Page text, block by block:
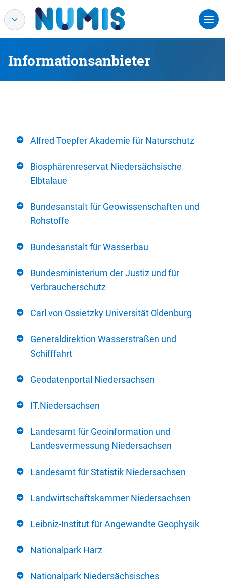
Informationsanbieter
Alfred Toepfer Akademie für Naturschutz
Biosphärenreservat Niedersächsische
Elbtalaue
Bundesanstalt für Geowissenschaften und
Rohstoffe
Bundesanstalt für Wasserbau
Bundesministerium der Justiz und für
Verbraucherschutz
Carl von Ossietzky Universität Oldenburg
Generaldirektion Wasserstraßen und
Schifffahrt
Geodatenportal Niedersachsen
IT.Niedersachsen
Landesamt für Geoinformation und
Landesvermessung Niedersachsen
Landesamt für Statistik Niedersachsen
Landwirtschaftskammer Niedersachsen
Leibniz-Institut für Angewandte Geophysik
Nationalpark Harz
Nationalpark Niedersächsisches